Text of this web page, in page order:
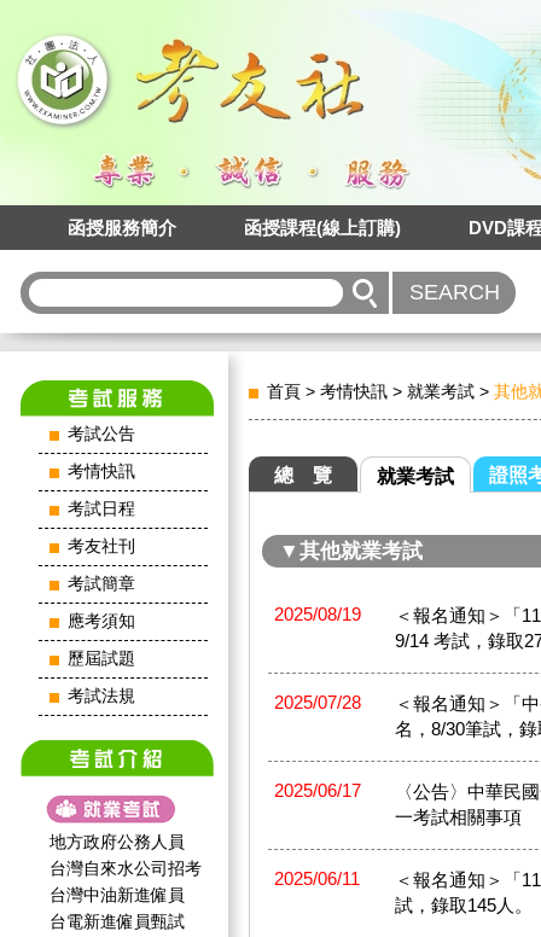
函授服務簡介 函授課程(線上訂購) DVD課
考試公告
考情快訊
考試日程
考友社刊
考試簡章
應考須知
歷屆試題
考試法規
地方政府公務人員
台灣自來水公司招考
台灣中油新進僱員
台電新進僱員甄試
首頁 > 考情快訊 > 就業考試 > 其他
總 覽 就業考試 證照
▼其他就業考試
2025/08/19
＜報名通知＞「
9/14 考試，錄取
2025/07/28
＜報名通知＞「
名，8/30筆試，
2025/06/17
〈公告〉中華民
一考試相關事項
2025/06/11
＜報名通知＞「
試，錄取145人。